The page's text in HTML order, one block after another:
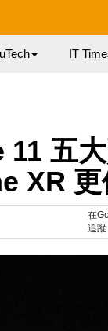
IT
11 五
XR 更
在
追蹤